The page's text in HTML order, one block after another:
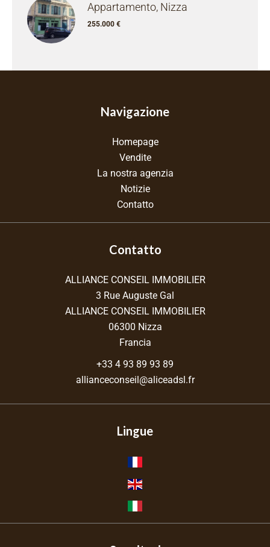
Appartamento, Nizza
255.000 €
Navigazione
Homepage
Vendite
La nostra agenzia
Notizie
Contatto
Contatto
ALLIANCE CONSEIL IMMOBILIER
3 Rue Auguste Gal
ALLIANCE CONSEIL IMMOBILIER
06300 Nizza
Francia
+33 4 93 89 93 89
allianceconseil@aliceadsl.fr
Lingue